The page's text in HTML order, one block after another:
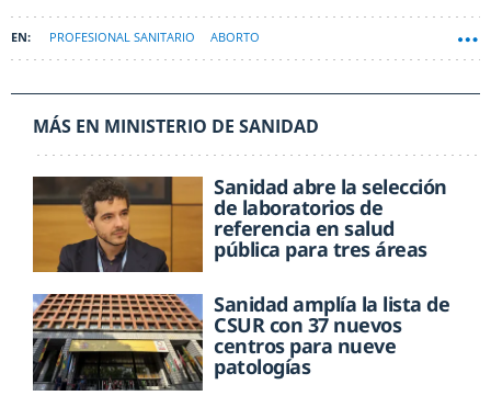
PROFESIONAL SANITARIO ABORTO
MÁS EN MINISTERIO DE SANIDAD
Sanidad abre la selección
de laboratorios de
referencia en salud
pública para tres áreas
Sanidad amplía la lista de
CSUR con 37 nuevos
centros para nueve
patologías